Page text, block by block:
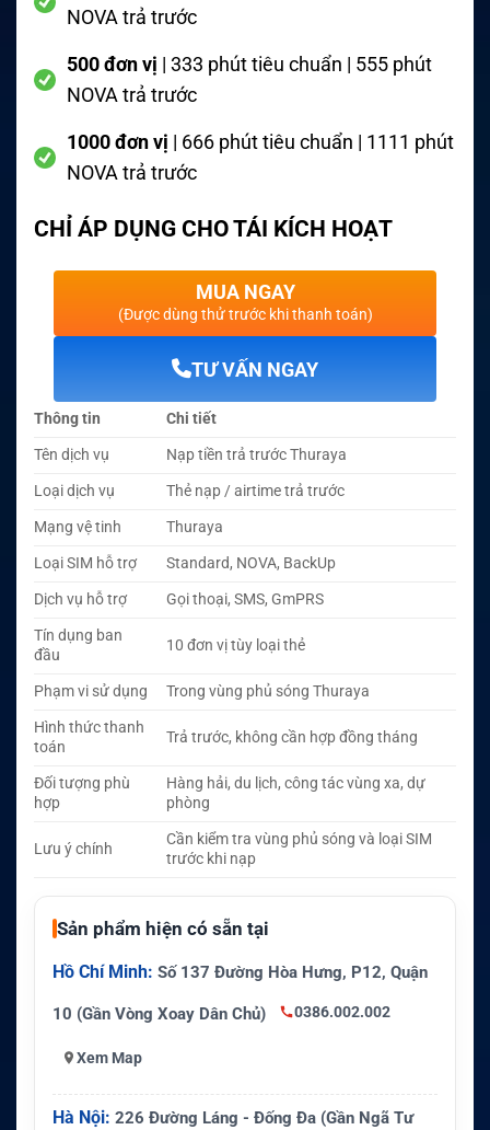
NOVA trả trước
500 đơn vị | 333 phút tiêu chuẩn | 555 phút
NOVA trả trước
1000 đơn vị | 666 phút tiêu chuẩn | 1111 phút
NOVA trả trước
CHỈ ÁP DỤNG CHO TÁI KÍCH HOẠT
MUA NGAY
(Được dùng thử trước khi thanh toán)
TƯ VẤN NGAY
Thông tin
Chi tiết
Tên dịch vụ
Nạp tiền trả trước Thuraya
Loại dịch vụ
Thẻ nạp / airtime trả trước
Mạng vệ tinh
Thuraya
Loại SIM hỗ trợ
Standard, NOVA, BackUp
Dịch vụ hỗ trợ
Gọi thoại, SMS, GmPRS
Tín dụng ban
đầu
10 đơn vị tùy loại thẻ
Phạm vi sử dụng
Trong vùng phủ sóng Thuraya
Hình thức thanh
toán
Trả trước, không cần hợp đồng tháng
Đối tượng phù
hợp
Hàng hải, du lịch, công tác vùng xa, dự
phòng
Lưu ý chính
Cần kiểm tra vùng phủ sóng và loại SIM
trước khi nạp
Sản phẩm hiện có sẵn tại
Hồ Chí Minh: Số 137 Đường Hòa Hưng, P12, Quận
10 (Gần Vòng Xoay Dân Chủ) 0386.002.002
Xem Map
Hà Nội: 226 Đường Láng - Đống Đa (Gần Ngã Tư